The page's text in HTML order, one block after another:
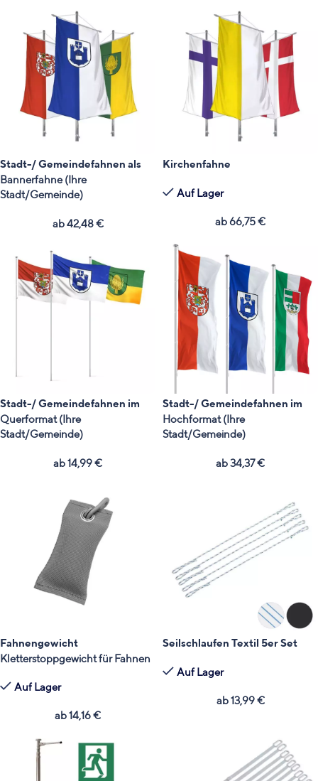
Stadt-/ Gemeindefahnen als
Bannerfahne (Ihre
Stadt/Gemeinde)
ab42,48€
Kirchenfahne
Auf Lager
ab66,75€
Stadt-/ Gemeindefahnen im
Querformat (Ihre
Stadt/Gemeinde)
ab14,99€
Stadt-/ Gemeindefahnen im
Hochformat (Ihre
Stadt/Gemeinde)
ab34,37€
Fahnengewicht
Kletterstoppgewicht für Fahnen
Auf Lager
ab14,16€
Seilschlaufen Textil 5er Set
Auf Lager
ab13,99€